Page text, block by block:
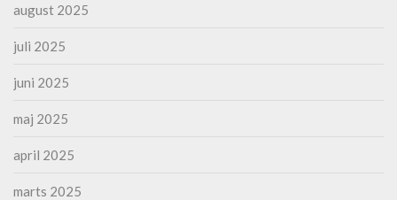
august 2025
juli 2025
juni 2025
maj 2025
april 2025
marts 2025